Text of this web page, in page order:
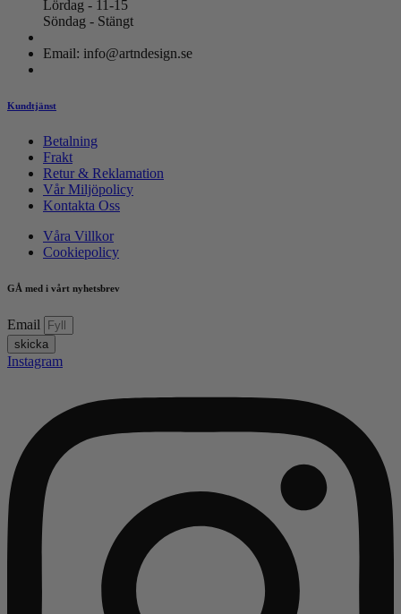
Lördag - 11-15
Söndag - Stängt
Email: info@artndesign.se
Kundtjänst
Betalning
Frakt
Retur & Reklamation
Vår Miljöpolicy
Kontakta Oss
Våra Villkor
Cookiepolicy
GÅ med i vårt nyhetsbrev
Email
skicka
Instagram